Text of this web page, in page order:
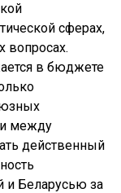
сферах,
вопросах.
в бюджете
между
действенный
и Беларусью за